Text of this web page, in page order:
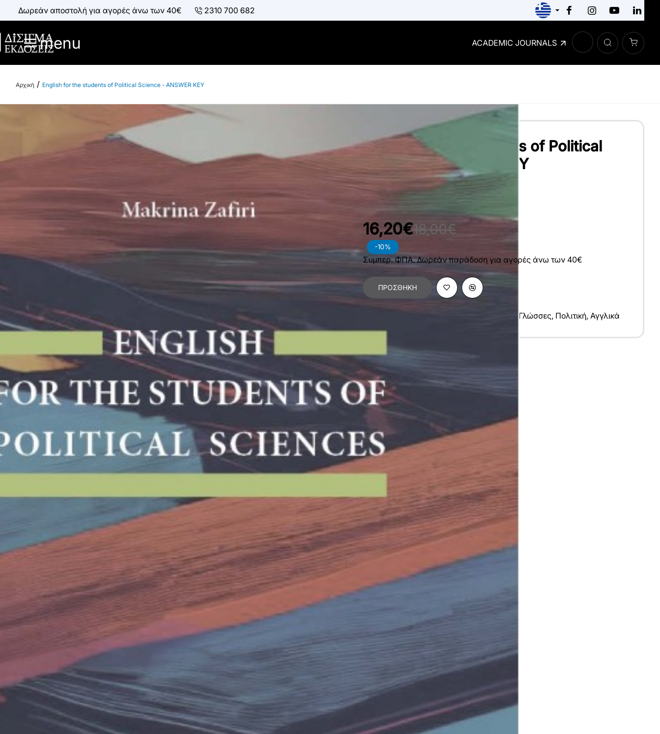
Δωρεάν αποστολή για αγορές άνω των 40€ 2310 700 682
menu ACADEMIC JOURNALS
English for the students of Political Science - ANSWER KEY
English for the students of Political
Science - ANSWER KEY
ΖΑΦΕΊΡΗ ΜΑΚΡΊΝΑ
-10%
16,20€18,00€
Συμπερ. ΦΠΑ. Δωρεάν παράδοση για αγορές άνω των 40€
ΠΡΟΣΘΉΚΗ
Ξένες Γλώσσες, Πολιτική, Αγγλικά
Χαρακτηριστικά Βιβλίου
Γλώσσα
English
Διαστάσεις
Μαλακό Εξώφυλλο
Εσωτερικό Βιβλίου
Ασπρόμαυρο
Έτος Έκδοσης
Συνοδευτικό Υλικό
Όχι
ISBN
978-618-202-253-5
Βάρος
0.31kg